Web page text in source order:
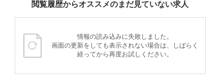
閲覧履歴からオススメのまだ見ていない求人
情報の読み込みに失敗しました。
画面の更新をしても表示されない場合は、しばらく
経ってから再度お試しください。